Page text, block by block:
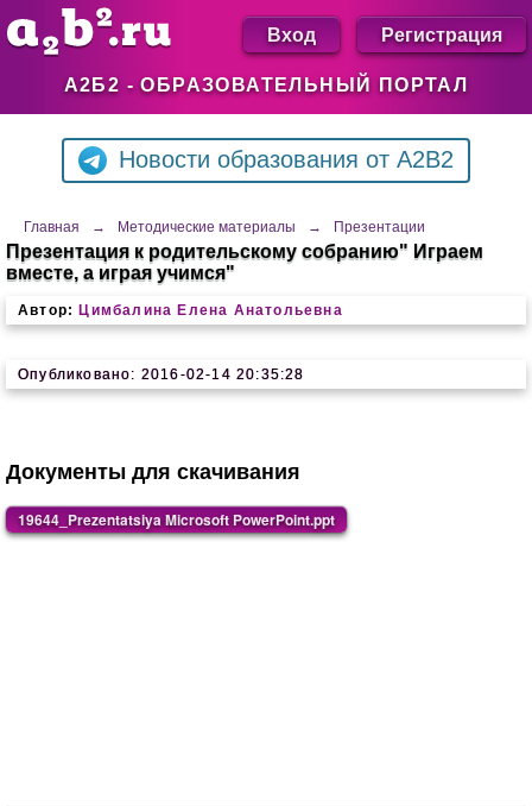
А2Б2 - ОБРАЗОВАТЕЛЬНЫЙ ПОРТАЛ
Вход Регистрация
Новости образования от A2B2
Главная → Методические материалы → Презентации
Презентация к родительскому собранию" Играем
вместе, а играя учимся"
Автор: Цимбалина Елена Анатольевна
Опубликовано: 2016-02-14 20:35:28
Документы для скачивания
19644_Prezentatsiya Microsoft PowerPoint.ppt